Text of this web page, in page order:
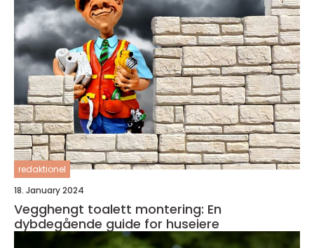
redaktionel
18. January 2024
Vegghengt toalett montering: En
dybdegående guide for huseiere